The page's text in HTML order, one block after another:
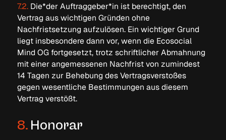
7.2.Die*der Auftraggeber*in ist berechtigt, den
Vertrag aus wichtigen Gründen ohne
Nachfristsetzung aufzulösen. Ein wichtiger Grund
liegt insbesondere dann vor, wenn die Ecosocial
Mind OG fortgesetzt, trotz schriftlicher Abmahnung
mit einer angemessenen Nachfrist von zumindest
14 Tagen zur Behebung des Vertragsverstoßes
gegen wesentliche Bestimmungen aus diesem
Vertrag verstößt.
8.Honorar